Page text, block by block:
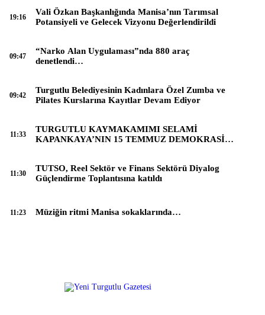
Vali Özkan Başkanlığında Manisa’nın Tarımsal
Potansiyeli ve Gelecek Vizyonu Değerlendirildi
19:16
“Narko Alan Uygulaması”nda 880 araç
denetlendi…
09:47
Turgutlu Belediyesinin Kadınlara Özel Zumba ve
Pilates Kurslarına Kayıtlar Devam Ediyor
09:42
TURGUTLU KAYMAKAMIMI SELAMİ
KAPANKAYA’NIN 15 TEMMUZ DEMOKRASİ
11:33
TUTSO, Reel Sektör ve Finans Sektörü Diyalog
Güçlendirme Toplantısına katıldı
11:30
Müziğin ritmi Manisa sokaklarında…
11:23